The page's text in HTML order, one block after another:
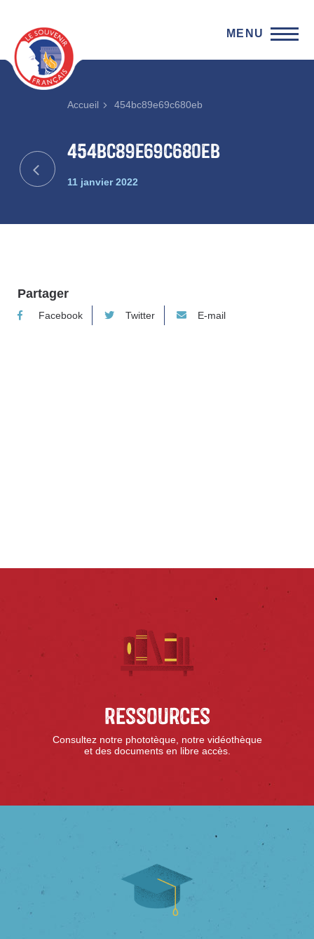
MENU
Accueil 454bc89e69c680eb
454bc89e69c680eb
11 janvier 2022
Partager
Facebook Twitter E-mail
Ressources
Consultez notre phototèque, notre vidéothèque
et des documents en libre accès.